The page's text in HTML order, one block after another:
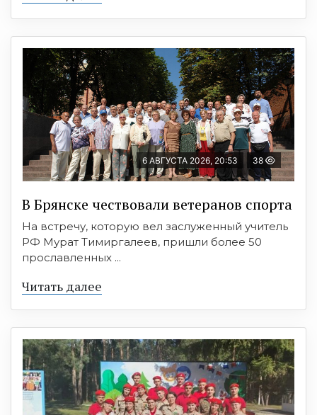
6 АВГУСТА 2026, 20:53 38
В Брянске чествовали ветеранов спорта
На встречу, которую вел заслуженный учитель
РФ Мурат Тимиргалеев, пришли более 50
прославленных ...
Читать далее